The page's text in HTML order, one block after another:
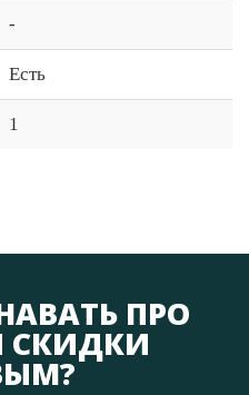
-
Есть
1
ПРО
СКИДКИ